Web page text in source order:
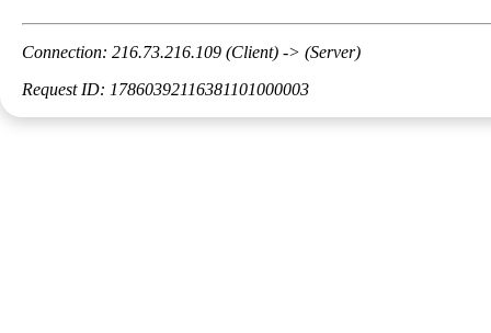
Connection: 216.73.216.109 (Client) -> (Server)
Request ID: 17860392116381101000003